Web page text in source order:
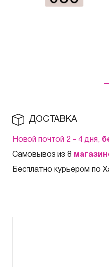
ДОСТАВКА
Новой почтой 2 - 4 дня,
Самовывоз из 8
Бесплатно курьером по